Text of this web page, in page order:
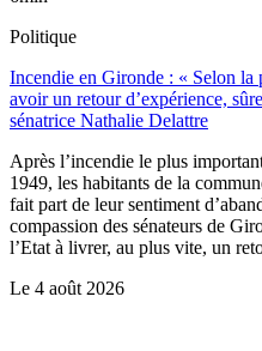
Politique
Incendie en Gironde : « Selon la
avoir un retour d’expérience,
sénatrice Nathalie Delattre
Après l’incendie le plus
1949, les habitants de la
fait part de leur sentiment
compassion des sénateurs de
l’Etat à livrer, au plus vite, un
Le 4 août 2026